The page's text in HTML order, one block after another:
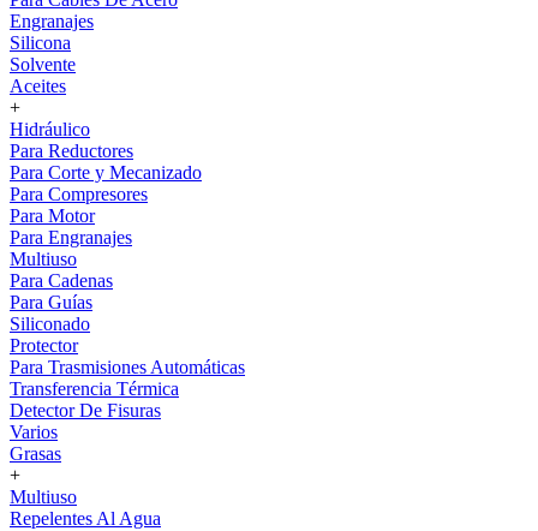
Engranajes
Silicona
Solvente
Aceites
+
Hidráulico
Para Reductores
Para Corte y Mecanizado
Para Compresores
Para Motor
Para Engranajes
Multiuso
Para Cadenas
Para Guías
Siliconado
Protector
Para Trasmisiones Automáticas
Transferencia Térmica
Detector De Fisuras
Varios
Grasas
+
Multiuso
Repelentes Al Agua